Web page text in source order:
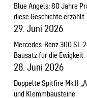
Blue Angels: 80 Jahre
diese Geschichte erzählt
29. Juni 2026
Mercedes-Benz 300 SL-
Bausatz für die Ewigkeit
28. Juni 2026
Doppelte Spitfire Mk.II
und Klemmbausteine